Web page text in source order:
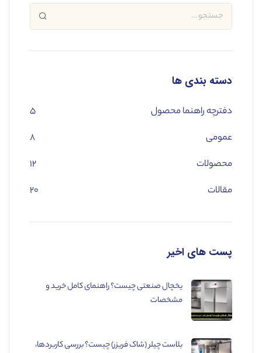
دسته بندی ها
دفترچه راهنما محصول
۵
عمومی
۸
محصولات
۱۲
مقالات
۲۰
پست های اخیر
یخچال صنعتی چیست؟ راهنمای کامل خرید و
مشخصات
بلاست چیلر (شاک فریزر) چیست؟ بررسی کاربردها،